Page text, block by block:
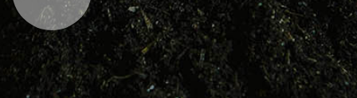
Blog cu zeci de sfaturi pentru grădinărit bio, rețete pentru toate
gusturile, povești de viata, trucuri în gospodărie, cuvinte pentru
suflet.